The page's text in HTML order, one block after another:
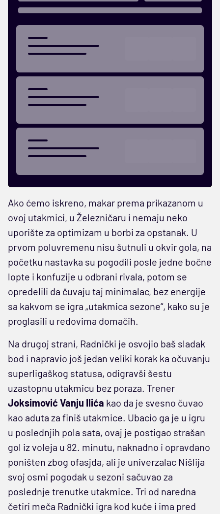
Ako ćemo iskreno, makar prema prikazanom u
ovoj utakmici, u Železničaru i nemaju neko
uporište za optimizam u borbi za opstanak. U
prvom poluvremenu nisu šutnuli u okvir gola, na
početku nastavka su pogodili posle jedne bočne
lopte i konfuzije u odbrani rivala, potom se
opredelili da čuvaju taj minimalac, bez energije
sa kakvom se igra „utakmica sezone“, kako su je
proglasili u redovima domačih.
Na drugoj strani, Radnički je osvojio baš sladak
bod i napravio još jedan veliki korak ka očuvanju
superligaškog statusa, odigravši šestu
uzastopnu utakmicu bez poraza. Trener
Joksimović Vanju Ilića kao da je svesno čuvao
kao aduta za finiš utakmice. Ubacio ga je u igru
u poslednjih pola sata, ovaj je postigao strašan
gol iz voleja u 82. minutu, naknadno i opravdano
poništen zbog ofasjda, ali je univerzalac Nišlija
svoj osmi pogodak u sezoni sačuvao za
poslednje trenutke utakmice. Tri od naredna
četiri meča Radnički igra kod kuće i ima pred